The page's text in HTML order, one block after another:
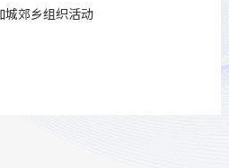
城郊乡组织活动